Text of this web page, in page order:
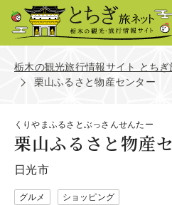
栃木の観光旅行情報サイト とちぎ
栗山ふるさと物産センター
くりやまふるさとぶっさんせんたー
栗山ふるさと物産
日光市
グルメ ショッピング